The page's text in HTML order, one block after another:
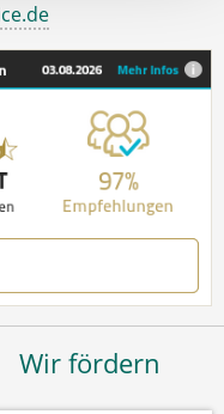
Wir fördern